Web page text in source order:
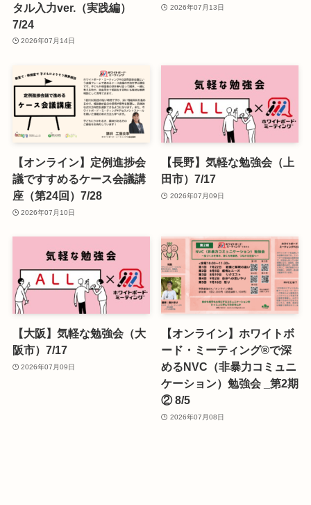
タル入力ver.（実践編）
7/24
2026年07月14日
2026年07月13日
【オンライン】定例進捗会
議ですすめるケース会議講
座（第24回）7/28
2026年07月10日
【長野】気軽な勉強会（上
田市）7/17
2026年07月09日
【大阪】気軽な勉強会（大
阪市）7/17
2026年07月09日
【オンライン】ホワイトボ
ード・ミーティング®で深
めるNVC（非暴力コミュニ
ケーション）勉強会 _第2期
② 8/5
2026年07月08日